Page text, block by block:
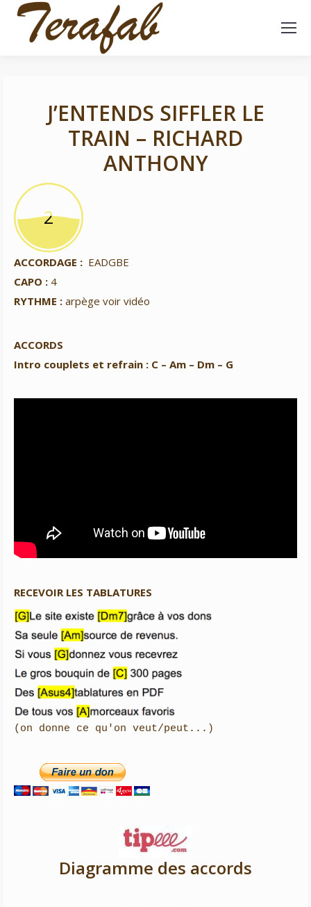
J’ENTENDS SIFFLER LE
TRAIN – RICHARD
ANTHONY
2
2
ACCORDAGE : EADGBE
CAPO : 4
RYTHME : arpège voir vidéo
ACCORDS
Intro couplets et refrain : C – Am – Dm – G
RECEVOIR LES TABLATURES
(on donne ce qu'on veut/peut...)
Diagramme des accords